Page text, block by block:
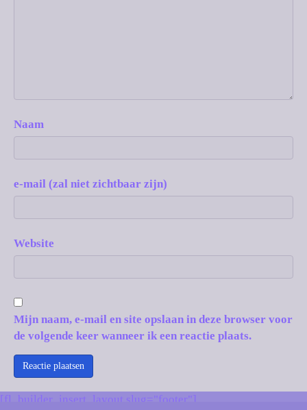
Naam
e-mail (zal niet zichtbaar zijn)
Website
Mijn naam, e-mail en site opslaan in deze browser voor
de volgende keer wanneer ik een reactie plaats.
[fl_builder_insert_layout slug="footer"]